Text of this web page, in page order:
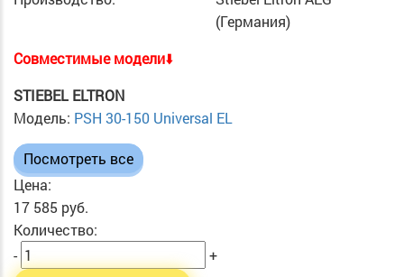
(Германия)
Cовместимые модели⬇️
STIEBEL ELTRON
Модель: PSH 30-150 Universal EL
Посмотреть все
Цена:
17 585 руб.
Количество:
-
+